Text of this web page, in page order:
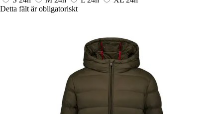
Detta fält är obligatoriskt